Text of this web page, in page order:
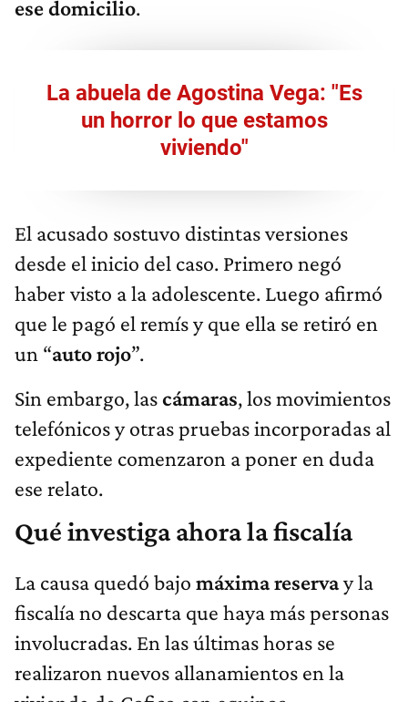
ese domicilio.
La abuela de Agostina Vega: "Es
un horror lo que estamos
viviendo"
El acusado sostuvo distintas versiones
desde el inicio del caso. Primero negó
haber visto a la adolescente. Luego afirmó
que le pagó el remís y que ella se retiró en
un “auto rojo”.
Sin embargo, lascámaras, los movimientos
telefónicos y otras pruebas incorporadas al
expediente comenzaron a poner en duda
ese relato.
Qué investiga ahora la fiscalía
La causa quedó bajo máxima reservay la
fiscalía no descarta que haya más personas
involucradas. En las últimas horas se
realizaron nuevos allanamientos en la